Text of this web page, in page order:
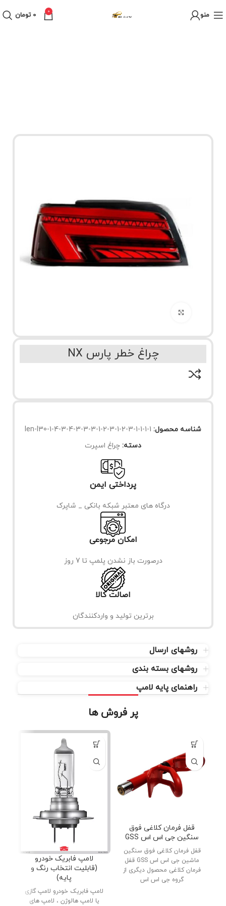
منو 0
0 تومان
چراغ خطر پارس NX
شناسه محصول: len-l30-1-4-3-4-3-3-3-1-2-3-1-2-3-1-1-1-1
دسته: چراغ اسپرت
پرداختی ایمن
درگاه های معتبر شبکه بانکی _ شاپرک
امکان مرجوعی
درصورت باز نشدن پلمپ تا 7 روز
اصالت کالا
برترین تولید و واردکنندگان
روشهای ارسال
روشهای بسته بندی
راهنمای پایه لامپ
پر فروش ها
قفل فرمان کلاغی فوق
سنگین جی اس اس GSS
قفل فرمان کلاغی فوق سنگین
ماشین جی اس اس GSS قفل
فرمان کلاغی محصول دیگری از
گروه جی اس اس
لامپ فابریک خودرو
(قابلیت انتخاب رنگ و
پایه)
لامپ فابریک خودرو لامپ گازی
یا لامپ هالوژن ، لامپ های